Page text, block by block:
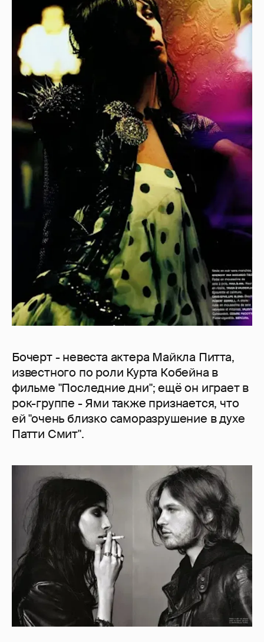
Бочерт - невеста актера Майкла Питта,
известного по роли Курта Кобейна в
фильме "Последние дни"; ещё он играет в
рок-группе - Ями также признается, что
ей "очень близко саморазрушение в духе
Патти Смит".